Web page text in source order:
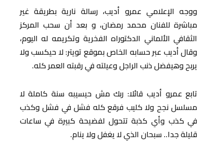
ووجه الإعلامي عمرو أديب، رسالة نارية بطريقة غير
مباشرة للفنان محمد رمضان، و بعد أن سحب المركز
الثقافي الألماني الدكتوراه الفخرية وتكريمه له اليوم،
وقال أديب عبر حسابه الخاص بموقع تويتر: لا حيكسب ولا
يربح وهيفضل ذنب الراجل وعيلته في رقبته العمر كله.
تابع عمرو أديب قائلا: ربك مش حيسيبه سنة كاملة لا
مسلسل نجح ولا كليب فرقع كله فشل في فشل وكذب
في كذب وأي كذبة تتحول لفضيحة كبيرة في ساعات
قليلة جدا.. سبحان الذي لا يغفل ولا ينام.